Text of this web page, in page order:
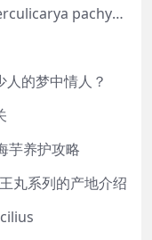
【块根】浅挖一下象足漆树Operculicarya pachypus
的梦中情人？
芋养护攻略
丸系列的产地介绍